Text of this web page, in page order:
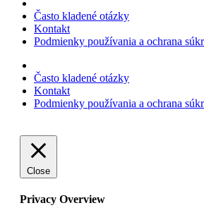
Často kladené otázky
Kontakt
Podmienky používania a ochrana
Často kladené otázky
Kontakt
Podmienky používania a ochrana
Close
Privacy Overview